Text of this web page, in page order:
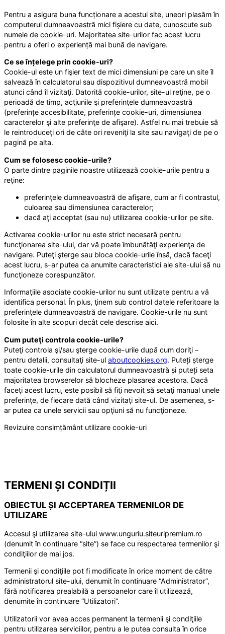
Pentru a asigura buna funcționare a acestui site, uneori plasăm în
computerul dumneavoastră mici fișiere cu date, cunoscute sub
numele de cookie-uri. Majoritatea site-urilor fac acest lucru
pentru a oferi o experiență mai bună de navigare.
Ce se înțelege prin cookie-uri?
Cookie-ul este un fişier text de mici dimensiuni pe care un site îl
salvează în calculatorul sau dispozitivul dumneavoastră mobil
atunci când îl vizitaţi. Datorită cookie-urilor, site-ul reţine, pe o
perioadă de timp, acţiunile şi preferinţele dumneavoastră
(preferințe accesibilitate, preferințe cookie-uri, dimensiunea
caracterelor şi alte preferinţe de afişare). Astfel nu mai trebuie să
le reintroduceţi ori de câte ori reveniţi la site sau navigaţi de pe o
pagină pe alta.
Cum se folosesc cookie-urile?
O parte dintre paginile noastre utilizează cookie-urile pentru a
reţine:
preferinţele dumneavoastră de afişare, cum ar fi contrastul,
culoarea sau dimensiunea caracterelor;
dacă aţi acceptat (sau nu) utilizarea cookie-urilor pe site.
Activarea cookie-urilor nu este strict necesară pentru
funcţionarea site-ului, dar vă poate îmbunătăţi experienţa de
navigare. Puteţi şterge sau bloca cookie-urile însă, dacă faceţi
acest lucru, s-ar putea ca anumite caracteristici ale site-ului să nu
funcţioneze corespunzător.
Informaţiile asociate cookie-urilor nu sunt utilizate pentru a vă
identifica personal. În plus, ţinem sub control datele referitoare la
preferinţele dumneavoastră de navigare. Cookie-urile nu sunt
folosite în alte scopuri decât cele descrise aici.
Cum puteţi controla cookie-urile?
Puteţi controla şi/sau şterge cookie-urile după cum doriţi –
pentru detalii, consultaţi site-ul aboutcookies.org. Puteți șterge
toate cookie-urile din calculatorul dumneavoastră și puteți seta
majoritatea browserelor să blocheze plasarea acestora. Dacă
faceţi acest lucru, este posibil să fiţi nevoit să setaţi manual unele
preferinţe, de fiecare dată când vizitaţi site-ul. De asemenea, s-
ar putea ca unele servicii sau opţiuni să nu funcţioneze.
Revizuire consimțământ utilizare cookie-uri
TERMENI ȘI CONDIȚII
OBIECTUL ȘI ACCEPTAREA TERMENILOR DE
UTILIZARE
Accesul şi utilizarea site-ului www.unguriu.siteuripremium.ro
(denumit în continuare “site”) se face cu respectarea termenilor şi
condiţiilor de mai jos.
Termenii şi condiţiile pot fi modificate în orice moment de către
administratorul site-ului, denumit în continuare “Administrator”,
fără notificarea prealabilă a persoanelor care îl utilizează,
denumite în continuare “Utilizatori”.
Utilizatorii vor avea acces permanent la termenii şi condiţiile
pentru utilizarea serviciilor, pentru a le putea consulta în orice